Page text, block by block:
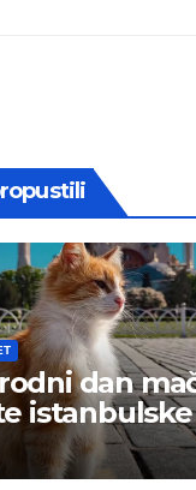
dan